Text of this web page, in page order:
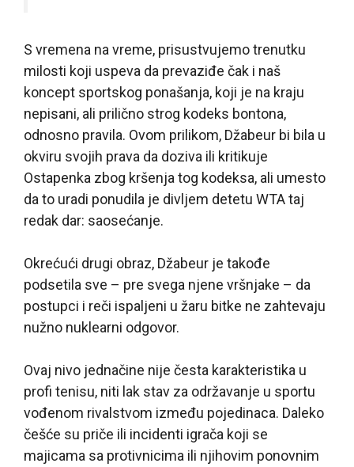
S vremena na vreme, prisustvujemo trenutku
milosti koji uspeva da prevaziđe čak i naš
koncept sportskog ponašanja, koji je na kraju
nepisani, ali prilično strog kodeks bontona,
odnosno pravila. Ovom prilikom, Džabeur bi bila u
okviru svojih prava da doziva ili kritikuje
Ostapenka zbog kršenja tog kodeksa, ali umesto
da to uradi ponudila je divljem detetu WTA taj
redak dar: saosećanje.
Okrećući drugi obraz, Džabeur je takođe
podsetila sve – pre svega njene vršnjake – da
postupci i reči ispaljeni u žaru bitke ne zahtevaju
nužno nuklearni odgovor.
Ovaj nivo jednačine nije česta karakteristika u
profi tenisu, niti lak stav za održavanje u sportu
vođenom rivalstvom između pojedinaca. Daleko
češće su priče ili incidenti igrača koji se
majicama sa protivnicima ili njihovim ponovnim